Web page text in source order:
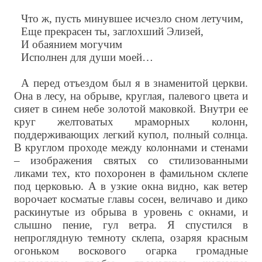
Что ж, пусть минувшее исчезло сном летучим,
Еще прекрасен ты, заглохший Элизей,
И обаянием могучим
Исполнен для души моей…
А перед отъездом был я в знаменитой церкви.
Она в лесу, на обрыве, круглая, палевого цвета и
сияет в синем небе золотой маковкой. Внутри ее
круг желтоватых мраморных колонн,
поддерживающих легкий купол, полный солнца.
В круглом проходе между колоннами и стенами
– изображения святых со стилизованными
ликами тех, кто похоронен в фамильном склепе
под церковью. А в узкие окна видно, как ветер
ворочает косматые главы сосен, величаво и дико
раскинутые из обрыва в уровень с окнами, и
слышно пение, гул ветра. Я спустился в
непроглядную темноту склепа, озаряя красным
огоньком воскового огарка громадные